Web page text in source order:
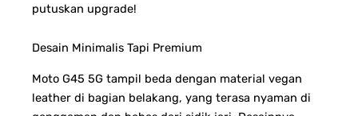
putuskan upgrade!
Desain Minimalis Tapi Premium
Moto G45 5G tampil beda dengan material vegan
leather di bagian belakang, yang terasa nyaman di